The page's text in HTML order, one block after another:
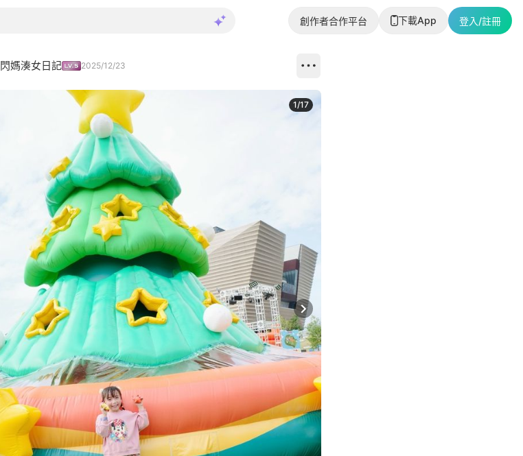
創作者合作平台 下載App 登入/註冊
閃媽湊女日記 2025/12/23
Next slide
1/17